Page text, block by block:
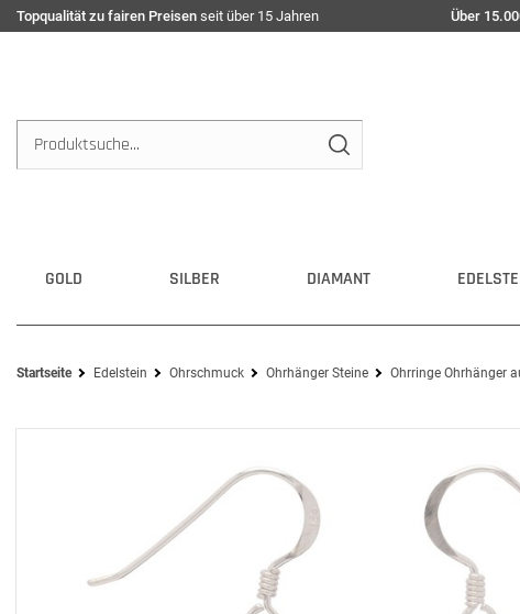
Topqualität zu fairen Preisen seit über 15 Jahren Über
GOLD SILBER DIAMANT
Startseite Edelstein Ohrschmuck Ohrhänger Steine Ohrringe Ohrhänger